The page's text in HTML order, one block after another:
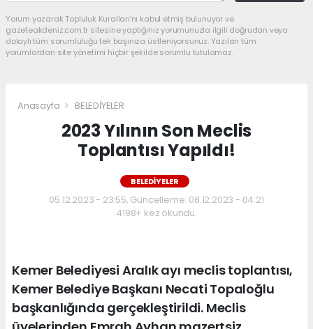
Yorum yazarak Topluluk Kuralları’nı kabul etmiş bulunuyor ve
gazeteakdeniz.com.tr sitesine yaptığınız yorumunuzla ilgili doğrudan veya
dolaylı tüm sorumluluğu tek başınıza üstleniyorsunuz. Yazılan tüm
yorumlardan site yönetimi hiçbir şekilde sorumlu tutulamaz.
Anasayfa BELEDİYELER
2023 Yılının Son Meclis
Toplantısı Yapıldı!
BELEDİYELER
05.12.2023 - 23:55, Güncelleme: 08.12.2023 - 04:21
4198+ kez okundu.
Kemer Belediyesi Aralık ayı meclis toplantısı,
Kemer Belediye Başkanı Necati Topaloğlu
başkanlığında gerçekleştirildi. Meclis